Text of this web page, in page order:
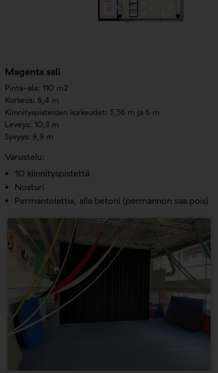
Magenta sali
Pinta-ala: 110 m2
Korkeus: 6,4 m
Kiinnityspisteiden korkeudet: 5,56 m ja 6 m
Leveys: 10,3 m
Syvyys: 9,9 m
Varustelu:
10 kiinnityspistettä
Nosturi
Permantolattia, alla betoni (permannon saa pois)